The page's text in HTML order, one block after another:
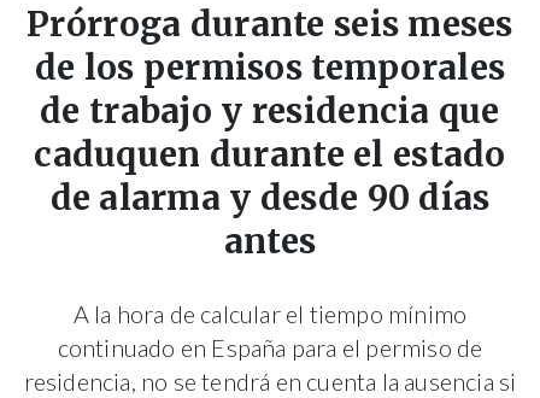
Prórroga durante seis meses
de los permisos temporales
de trabajo y residencia que
caduquen durante el estado
de alarma y desde 90 días
antes
A la hora de calcular el tiempo mínimo
continuado en España para el permiso de
residencia, no se tendrá en cuenta la ausencia si